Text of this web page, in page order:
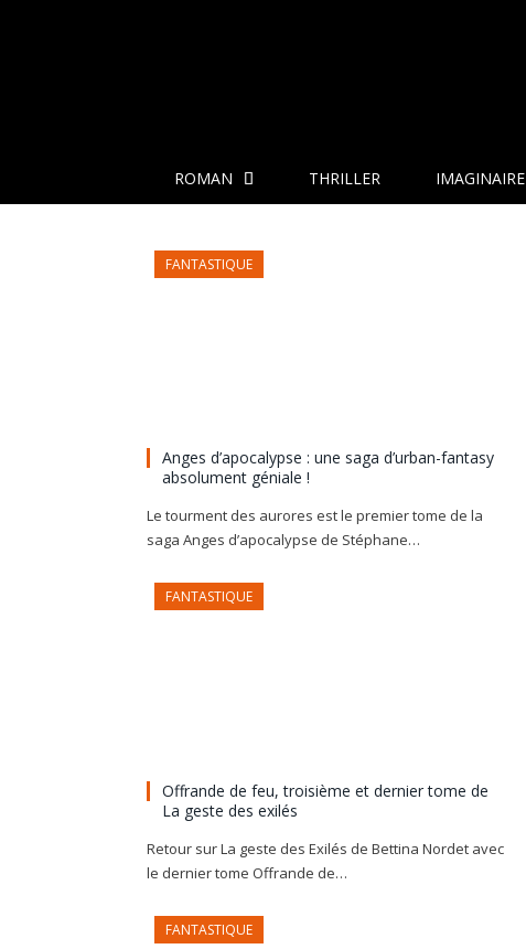
ROMAN THRILLER IMAGINAIRE
FANTASTIQUE
Anges d’apocalypse : une saga d’urban-fantasy
absolument géniale !
Le tourment des aurores est le premier tome de la
saga Anges d’apocalypse de Stéphane…
FANTASTIQUE
Offrande de feu, troisième et dernier tome de
La geste des exilés
Retour sur La geste des Exilés de Bettina Nordet avec
le dernier tome Offrande de…
FANTASTIQUE